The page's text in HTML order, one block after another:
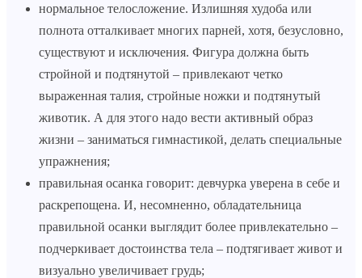
нормальное телосложение. Излишняя худоба или
полнота отталкивает многих парней, хотя, безусловно,
существуют и исключения. Фигура должна быть
стройной и подтянутой – привлекают четко
выраженная талия, стройные ножки и подтянутый
животик. А для этого надо вести активный образ
жизни – заниматься гимнастикой, делать специальные
упражнения;
правильная осанка говорит: девчурка уверена в себе и
раскрепощена. И, несомненно, обладательница
правильной осанки выглядит более привлекательно –
подчеркивает достоинства тела – подтягивает живот и
визуально увеличивает грудь;